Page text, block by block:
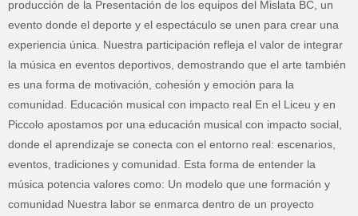
producción de la Presentación de los equipos del Mislata BC, un
evento donde el deporte y el espectáculo se unen para crear una
experiencia única. Nuestra participación refleja el valor de integrar
la música en eventos deportivos, demostrando que el arte también
es una forma de motivación, cohesión y emoción para la
comunidad. Educación musical con impacto real En el Liceu y en
Piccolo apostamos por una educación musical con impacto social,
donde el aprendizaje se conecta con el entorno real: escenarios,
eventos, tradiciones y comunidad. Esta forma de entender la
música potencia valores como: Un modelo que une formación y
comunidad Nuestra labor se enmarca dentro de un proyecto